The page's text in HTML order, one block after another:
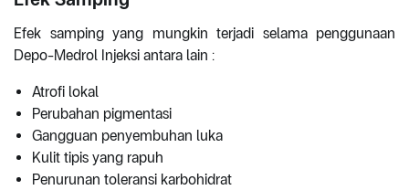
Efek samping yang mungkin terjadi selama penggunaan
Depo-Medrol Injeksi antara lain :
Atrofi lokal
Perubahan pigmentasi
Gangguan penyembuhan luka
Kulit tipis yang rapuh
Penurunan toleransi karbohidrat